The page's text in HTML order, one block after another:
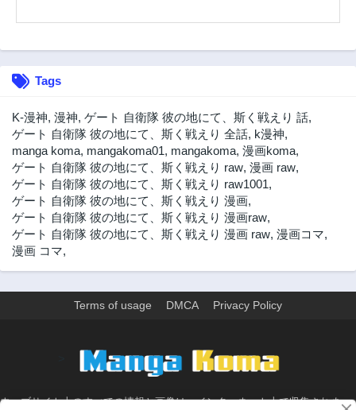
第93話
2年前
第92話
第91話
2年前
第90話
2年前
第89話
2年前
第89.5話
2年前
第88話
2年前
第87話
2年前
第86話
2年前
第85話
2年前 2年前
第80話
2年前
第79話 第78話
Tags
K-漫神, 漫神, ゲート 自衛隊 彼の地にて、斯く戦えり 話,
ゲート 自衛隊 彼の地にて、斯く戦えり 全話, k漫神,
manga koma, mangakoma01, mangakoma, 漫画koma,
ゲート 自衛隊 彼の地にて、斯く戦えり raw, 漫画 raw,
ゲート 自衛隊 彼の地にて、斯く戦えり raw1001,
ゲート 自衛隊 彼の地にて、斯く戦えり 漫画,
ゲート 自衛隊 彼の地にて、斯く戦えり 漫画raw,
ゲート 自衛隊 彼の地にて、斯く戦えり 漫画 raw, 漫画コマ,
漫画 コマ,
Terms of usage DMCA Privacy Policy
ウェブサイト上のすべての情報と画像は、インターネット上で収集されま